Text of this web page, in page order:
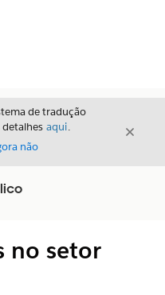
de tradução
detalhes aqui.
não
Fechar
no setor